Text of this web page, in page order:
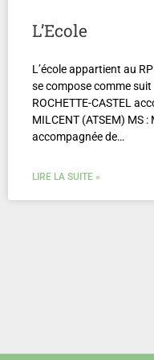
L’Ecole
L’école appartient au
se compose comme suit
ROCHETTE-CASTEL
MILCENT (ATSEM) MS :
accompagnée de…
LIRE LA SUITE »